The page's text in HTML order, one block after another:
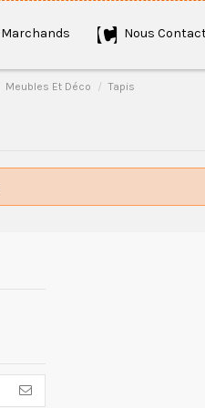
Marchands Nous
Meubles Et Déco Tapis